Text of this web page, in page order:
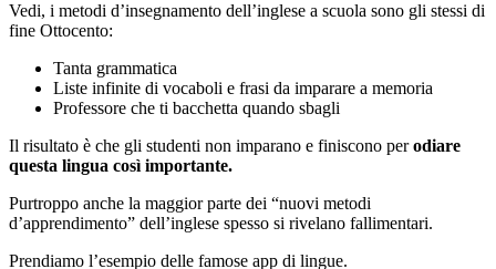
Vedi, i metodi d’insegnamento dell’inglese a scuola sono gli stessi di
fine Ottocento:
Tanta grammatica
Liste infinite di vocaboli e frasi da imparare a memoria
Professore che ti bacchetta quando sbagli
Il risultato è che gli studenti non imparano e finiscono perodiare
questa lingua così importante.
Purtroppo anche la maggior parte dei “nuovi metodi
d’apprendimento” dell’inglese spesso si rivelano fallimentari.
Prendiamo l’esempio delle famose app di lingue.